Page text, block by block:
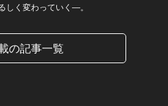
しく変わっていく―。
の記事一覧